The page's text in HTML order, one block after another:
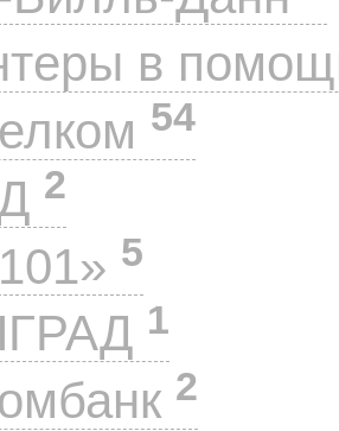
в
54
2
5
1
2